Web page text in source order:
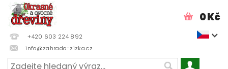
+420 603 224 892
info@zahrada-zizka.cz
0 Kč